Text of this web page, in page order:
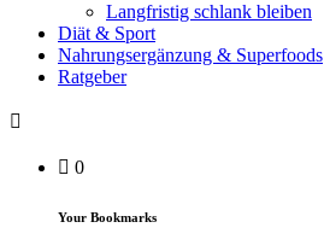
Langfristig schlank bleiben
Diät & Sport
Nahrungsergänzung & Superfoods
Ratgeber
0
Your Bookmarks